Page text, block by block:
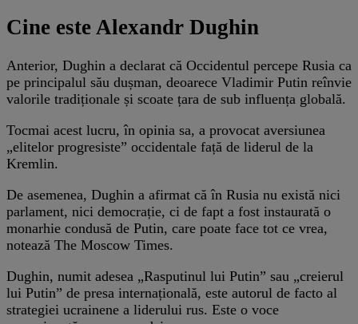
Cine este Alexandr Dughin
Anterior, Dughin a declarat că Occidentul percepe Rusia ca
pe principalul său dușman, deoarece Vladimir Putin reînvie
valorile tradiționale și scoate țara de sub influența globală.
Tocmai acest lucru, în opinia sa, a provocat aversiunea
„elitelor progresiste” occidentale față de liderul de la
Kremlin.
De asemenea, Dughin a afirmat că în Rusia nu există nici
parlament, nici democrație, ci de fapt a fost instaurată o
monarhie condusă de Putin, care poate face tot ce vrea,
notează The Moscow Times.
Dughin, numit adesea „Rasputinul lui Putin” sau „creierul
lui Putin” de presa internațională, este autorul de facto al
strategiei ucrainene a liderului rus. Este o voce